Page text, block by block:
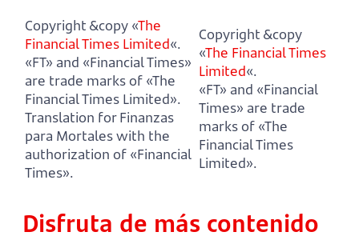
Copyright &copy «The
Financial Times Limited«.
«FT» and «Financial Times»
are trade marks of «The
Financial Times Limited».
Translation for Finanzas
para Mortales with the
authorization of «Financial
Times».
Copyright &copy
«The Financial Times
Limited«.
«FT» and «Financial
Times» are trade
marks of «The
Financial Times
Limited».
Disfruta de más contenido